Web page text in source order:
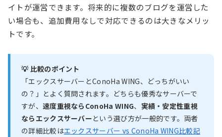
イトが運営できます。将来的に複数のブログを運営した
い場合も、追加費用なしで対応できるのは大きなメリッ
トです。
💡 比較のポイント
「エックスサーバーとConoHa WING、どっちがいい
の？」とよく質問されます。どちらも優秀なサーバーで
すが、 速度重視ならConoHa WING、 実績・安定性重視
ならエックスサーバーという選び方が一般的です。両者
の詳細比較はエックスサーバー vs ConoHa WING比較記